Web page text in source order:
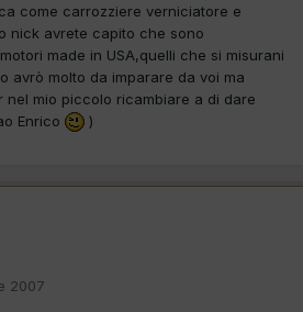
come carrozziere verniciatore e
nick avrete capito che sono
made in USA,quelli che si misurani
avrò molto da imparare da voi ma
nel mio piccolo ricambiare a di dare
Enrico
)
2007